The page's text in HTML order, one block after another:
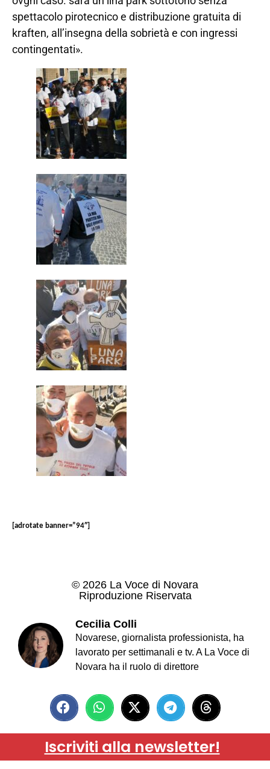
spettacolo pirotecnico e distribuzione gratuita di
kraften, all’insegna della sobrietà e con ingressi
contingentati».
[adrotate banner=”94″]
© 2026 La Voce di Novara
Riproduzione Riservata
Cecilia Colli
Novarese, giornalista professionista, ha
lavorato per settimanali e tv. A La Voce di
Novara ha il ruolo di direttore
Iscriviti alla newsletter!